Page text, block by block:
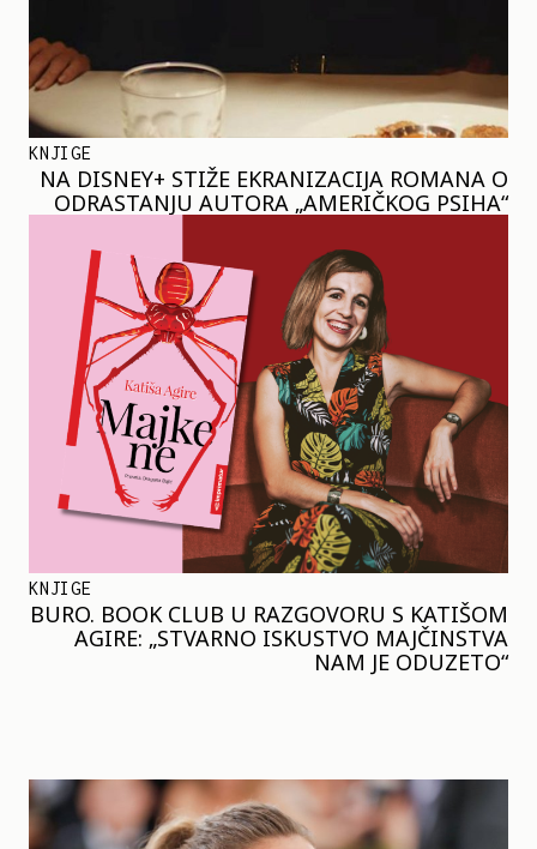
KNJIGE
NA DISNEY+ STIŽE EKRANIZACIJA ROMANA O
ODRASTANJU AUTORA „AMERIČKOG PSIHA“
KNJIGE
BURO. BOOK CLUB U RAZGOVORU S KATIŠOM
AGIRE: „STVARNO ISKUSTVO MAJČINSTVA
NAM JE ODUZETO“